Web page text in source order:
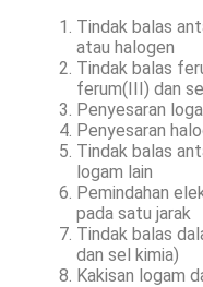
Tindak balas
atau halogen
Tindak balas
ferum(III) dan
Penyesaran
Penyesaran
Tindak balas
logam lain
Pemindahan
pada satu jarak
Tindak balas
dan sel kimia)
Kakisan logam